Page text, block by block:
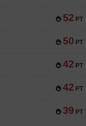
52 PT
50 PT
42 PT
42 PT
39 PT